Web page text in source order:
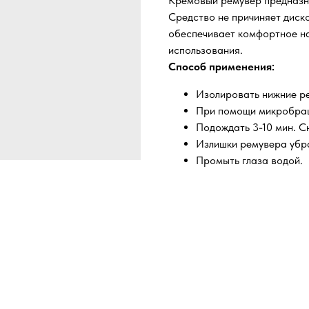
Средство не причиняет
обеспечивает комфортное
использования.
Способ применения:
Изолировать нижние
При помощи
Подождать 3-10 мин.
Излишки ремувера
Промыть глаза водой.